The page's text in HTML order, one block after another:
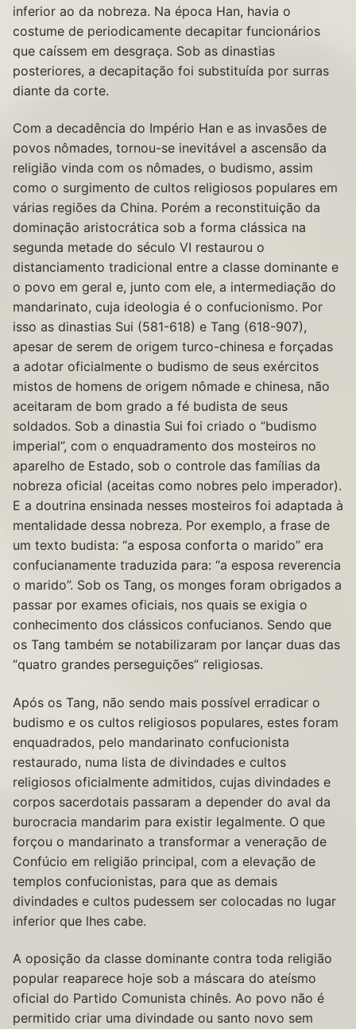
inferior ao da nobreza. Na época Han, havia o
costume de periodicamente decapitar funcionários
que caíssem em desgraça. Sob as dinastias
posteriores, a decapitação foi substituída por surras
diante da corte.
Com a decadência do Império Han e as invasões de
povos nômades, tornou-se inevitável a ascensão da
religião vinda com os nômades, o budismo, assim
como o surgimento de cultos religiosos populares em
várias regiões da China. Porém a reconstituição da
dominação aristocrática sob a forma clássica na
segunda metade do século VI restaurou o
distanciamento tradicional entre a classe dominante e
o povo em geral e, junto com ele, a intermediação do
mandarinato, cuja ideologia é o confucionismo. Por
isso as dinastias Sui (581-618) e Tang (618-907),
apesar de serem de origem turco-chinesa e forçadas
a adotar oficialmente o budismo de seus exércitos
mistos de homens de origem nômade e chinesa, não
aceitaram de bom grado a fé budista de seus
soldados. Sob a dinastia Sui foi criado o “budismo
imperial”, com o enquadramento dos mosteiros no
aparelho de Estado, sob o controle das famílias da
nobreza oficial (aceitas como nobres pelo imperador).
E a doutrina ensinada nesses mosteiros foi adaptada à
mentalidade dessa nobreza. Por exemplo, a frase de
um texto budista: “a esposa conforta o marido” era
confucianamente traduzida para: “a esposa reverencia
o marido”. Sob os Tang, os monges foram obrigados a
passar por exames oficiais, nos quais se exigia o
conhecimento dos clássicos confucianos. Sendo que
os Tang também se notabilizaram por lançar duas das
“quatro grandes perseguições” religiosas.
Após os Tang, não sendo mais possível erradicar o
budismo e os cultos religiosos populares, estes foram
enquadrados, pelo mandarinato confucionista
restaurado, numa lista de divindades e cultos
religiosos oficialmente admitidos, cujas divindades e
corpos sacerdotais passaram a depender do aval da
burocracia mandarim para existir legalmente. O que
forçou o mandarinato a transformar a veneração de
Confúcio em religião principal, com a elevação de
templos confucionistas, para que as demais
divindades e cultos pudessem ser colocadas no lugar
inferior que lhes cabe.
A oposição da classe dominante contra toda religião
popular reaparece hoje sob a máscara do ateísmo
oficial do Partido Comunista chinês. Ao povo não é
permitido criar uma divindade ou santo novo sem